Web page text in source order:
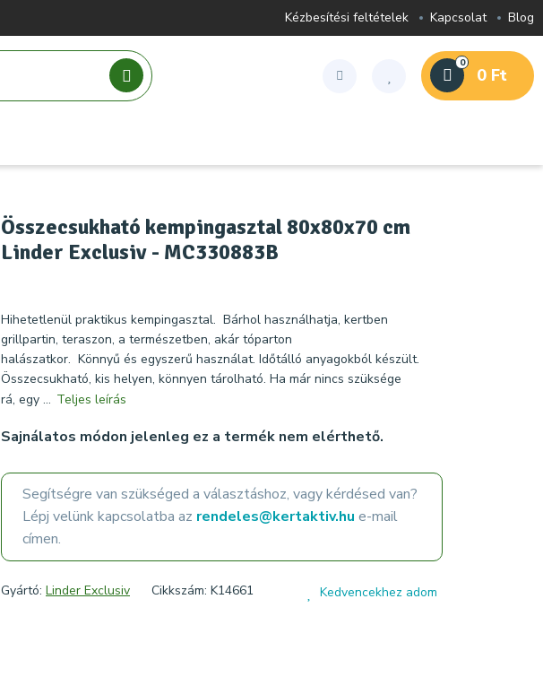
Kézbesítési feltételek Kapcsolat Blog
0
0 Ft
Összecsukható kempingasztal 80x80x70 cm
Linder Exclusiv - MC330883B
Hihetetlenül praktikus kempingasztal. Bárhol használhatja, kertben
grillpartin, teraszon, a természetben, akár tóparton
halászatkor. Könnyű és egyszerű használat. Időtálló anyagokból készült.
Összecsukható, kis helyen, könnyen tárolható. Ha már nincs szüksége
rá, egy ... Teljes leírás
Sajnálatos módon jelenleg ez a termék nem elérthető.
Segítségre van szükséged a választáshoz, vagy kérdésed van?
Lépj velünk kapcsolatba az rendeles@kertaktiv.hu e-mail
címen.
Gyártó: Linder Exclusiv Cikkszám: K14661 Kedvencekhez adom